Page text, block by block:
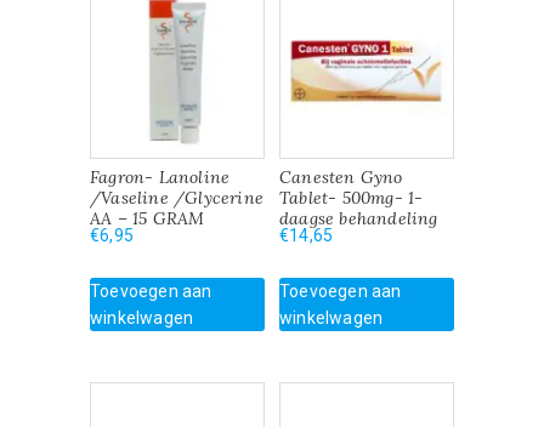
Fagron- Lanoline
/Vaseline /Glycerine
AA – 15 GRAM
€6,95
Toevoegen aan
winkelwagen
Canesten Gyno
Tablet- 500mg- 1-
daagse behandeling
€14,65
Toevoegen aan
winkelwagen